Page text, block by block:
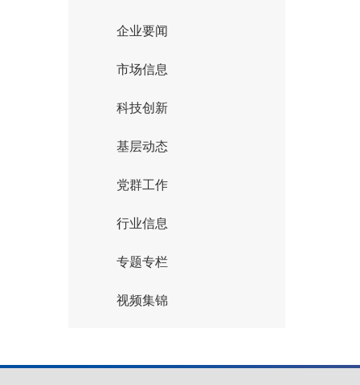
企业要闻
市场信息
科技创新
基层动态
党群工作
行业信息
专题专栏
视频集锦